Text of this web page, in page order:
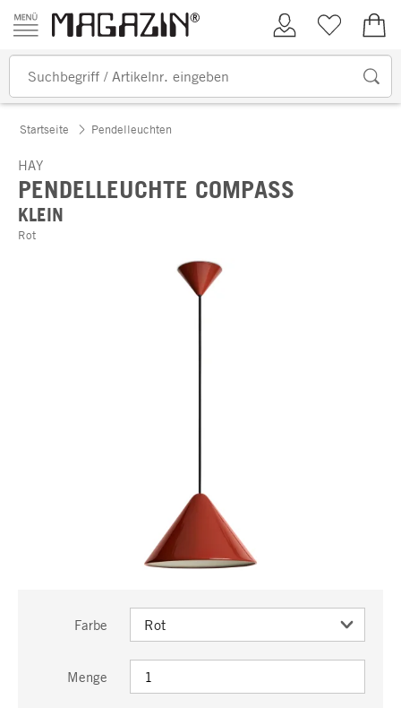
Zum Inhalt springen
Kundenkonto
Merkliste
Startseite Pendelleuchten
HAY
PENDELLEUCHTE COMPASS
KLEIN
Rot
Farbe
Menge